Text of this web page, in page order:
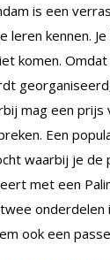
is een
leren kennen.
komen.
mag een
Een
waarbij je
met een
onderdelen
ook een